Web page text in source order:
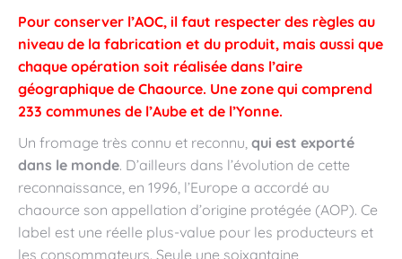
Pour conserver l’AOC, il faut respecter des règles au
niveau de la fabrication et du produit, mais aussi que
chaque opération soit réalisée dans l’aire
géographique de Chaource. Une zone qui comprend
233 communes de l’Aube et de l’Yonne.
Un fromage très connu et reconnu, qui est exporté
dans le monde. D’ailleurs dans l’évolution de cette
reconnaissance, en 1996, l’Europe a accordé au
chaource son appellation d’origine protégée (AOP). Ce
label est une réelle plus-value pour les producteurs et
les consommateurs. Seule une soixantaine